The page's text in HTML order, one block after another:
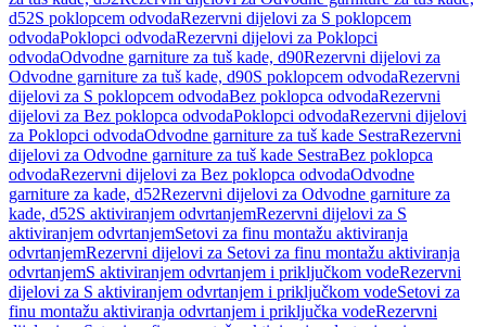
d52S poklopcem odvodaRezervni dijelovi za S poklopcem
odvodaPoklopci odvodaRezervni dijelovi za Poklopci
odvodaOdvodne garniture za tuš kade, d90Rezervni dijelovi za
Odvodne garniture za tuš kade, d90S poklopcem odvodaRezervni
dijelovi za S poklopcem odvodaBez poklopca odvodaRezervni
dijelovi za Bez poklopca odvodaPoklopci odvodaRezervni dijelovi
za Poklopci odvodaOdvodne garniture za tuš kade SestraRezervni
dijelovi za Odvodne garniture za tuš kade SestraBez poklopca
odvodaRezervni dijelovi za Bez poklopca odvodaOdvodne
garniture za kade, d52Rezervni dijelovi za Odvodne garniture za
kade, d52S aktiviranjem odvrtanjemRezervni dijelovi za S
aktiviranjem odvrtanjemSetovi za finu montažu aktiviranja
odvrtanjemRezervni dijelovi za Setovi za finu montažu aktiviranja
odvrtanjemS aktiviranjem odvrtanjem i priključkom vodeRezervni
dijelovi za S aktiviranjem odvrtanjem i priključkom vodeSetovi za
finu montažu aktiviranja odvrtanjem i priključka vodeRezervni